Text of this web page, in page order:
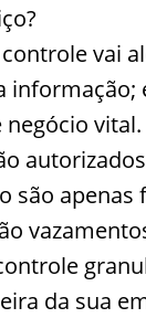
vai
informação;
são apenas
da sua